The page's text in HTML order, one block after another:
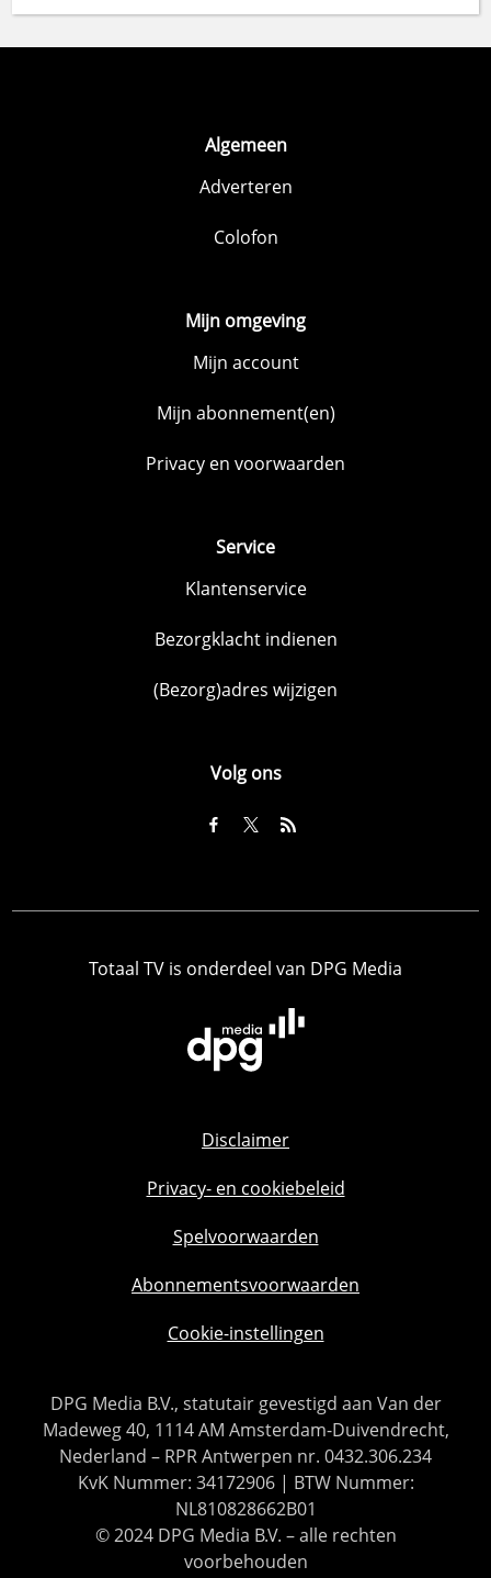
Algemeen
Adverteren
Colofon
Mijn omgeving
Mijn account
Mijn abonnement(en)
Privacy en voorwaarden
Service
Klantenservice
Bezorgklacht indienen
(Bezorg)adres wijzigen
Volg ons
Totaal TV is onderdeel van DPG Media
Disclaimer
Privacy- en cookiebeleid
Spelvoorwaarden
Abonnementsvoorwaarden
Cookie-instellingen
DPG Media B.V., statutair gevestigd aan Van der
Madeweg 40, 1114 AM Amsterdam-Duivendrecht,
Nederland – RPR Antwerpen nr. 0432.306.234
KvK Nummer: 34172906 | BTW Nummer:
NL810828662B01
© 2024 DPG Media B.V. – alle rechten
voorbehouden